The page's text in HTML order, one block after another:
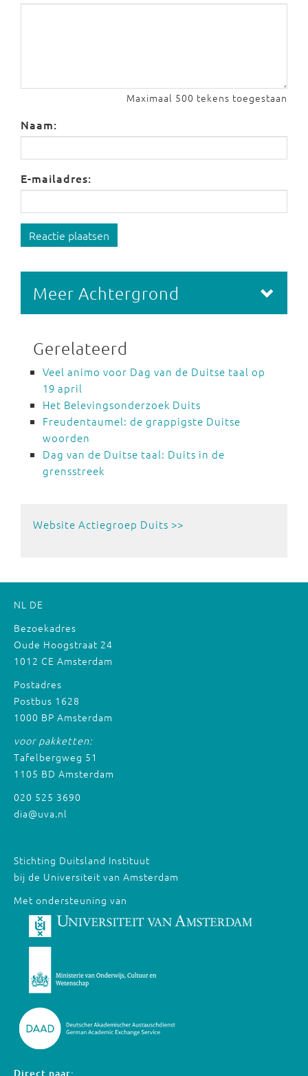
Maximaal 500 tekens toegestaan
Naam:
E-mailadres:
Reactie plaatsen
Meer Achtergrond
Gerelateerd
Veel animo voor Dag van de Duitse taal op
19 april
Het Belevingsonderzoek Duits
Freudentaumel: de grappigste Duitse
woorden
Dag van de Duitse taal: Duits in de
grensstreek
Website Actiegroep Duits >>
NL DE
Bezoekadres
Oude Hoogstraat 24
1012 CE Amsterdam
Postadres
Postbus 1628
1000 BP Amsterdam
voor pakketten:
Tafelbergweg 51
1105 BD Amsterdam
020 525 3690
dia@uva.nl
Stichting Duitsland Instituut
bij de Universiteit van Amsterdam
Met ondersteuning van
Direct naar: